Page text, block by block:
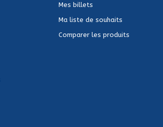
Mes billets
Ma liste de souhaits
Comparer les produits